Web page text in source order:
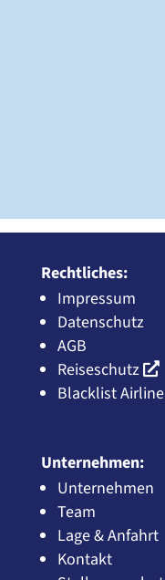
Rechtliches:
Impressum
Datenschutz
AGB
Reiseschutz
Blacklist Airline
Unternehmen:
Unternehmen
Team
Lage & Anfahrt
Kontakt